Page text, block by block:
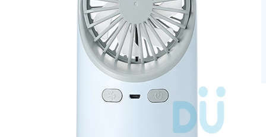
พวงกุญแจ
สายคล้องบัตร
Gadgets
อุปกรณ์ใส่อาหาร